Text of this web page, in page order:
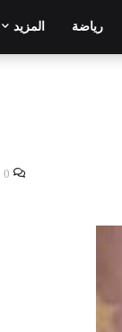
رياضة المزيد
0